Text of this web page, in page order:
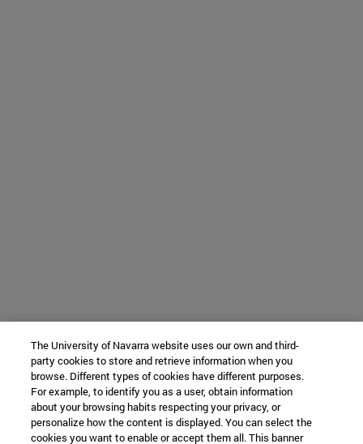
The University of Navarra website uses our own and third-
party cookies to store and retrieve information when you
browse. Different types of cookies have different purposes.
For example, to identify you as a user, obtain information
about your browsing habits respecting your privacy, or
personalize how the content is displayed. You can select the
cookies you want to enable or accept them all. This banner